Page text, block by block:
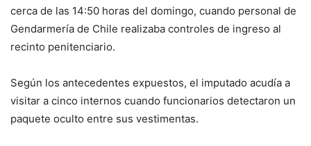
cerca de las 14:50 horas del domingo, cuando personal de
Gendarmería de Chile realizaba controles de ingreso al
recinto penitenciario.
Según los antecedentes expuestos, el imputado acudía a
visitar a cinco internos cuando funcionarios detectaron un
paquete oculto entre sus vestimentas.